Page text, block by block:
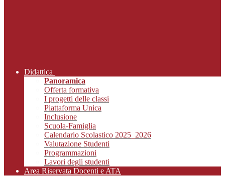
Didattica
Panoramica
Offerta formativa
I progetti delle classi
Piattaforma Unica
Inclusione
Scuola-Famiglia
Calendario Scolastico 2025_2026
Valutazione Studenti
Programmazioni
Lavori degli studenti
Area Riservata Docenti e ATA